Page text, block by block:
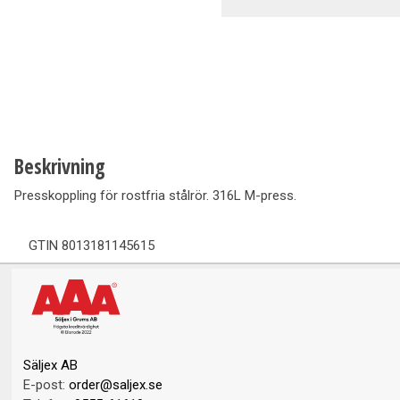
Beskrivning
Presskoppling för rostfria stålrör. 316L M-press.
GTIN 8013181145615
Säljex AB
E-post: order@saljex.se